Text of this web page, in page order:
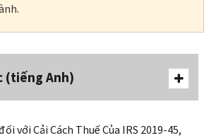
(tiếng Anh)
với Cải Cách Thuế Của IRS 2019-45,